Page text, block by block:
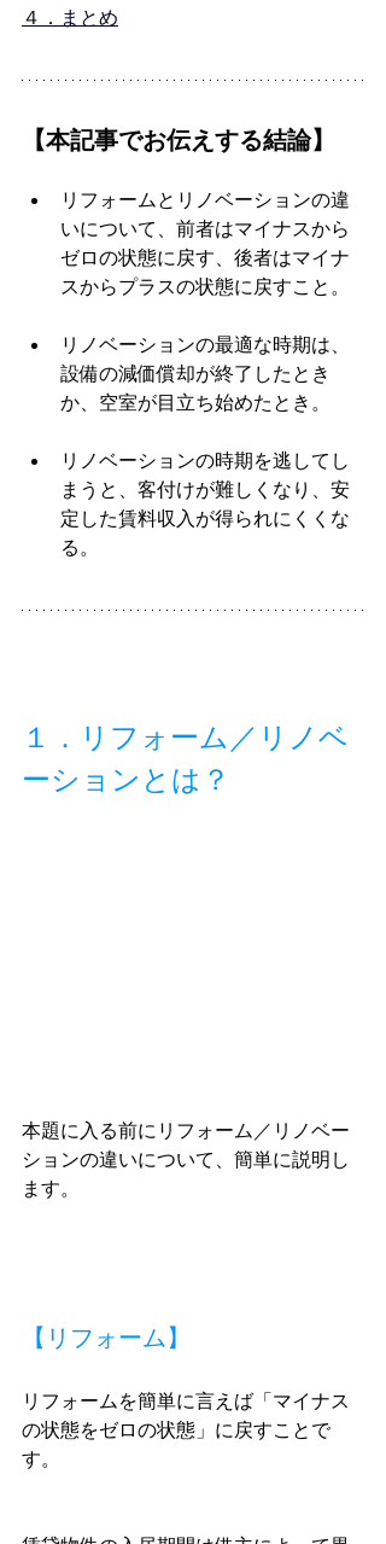
４．まとめ
【本記事でお伝えする結論】
リフォームとリノベーションの違
いについて、前者はマイナスから
ゼロの状態に戻す、後者はマイナ
スからプラスの状態に戻すこと。
リノベーションの最適な時期は、
設備の減価償却が終了したとき
か、空室が目立ち始めたとき。
リノベーションの時期を逃してし
まうと、客付けが難しくなり、安
定した賃料収入が得られにくくな
る。
１．リフォーム／リノベ
ーションとは？
本題に入る前にリフォーム／リノベー
ションの違いについて、簡単に説明し
ます。
【リフォーム】
リフォームを簡単に言えば「マイナス
の状態をゼロの状態」に戻すことで
す。